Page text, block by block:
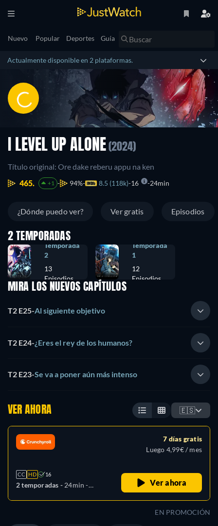
Nuevo Popular Deportes Guía
Actualmente disponible en 2 plataformas.
I LEVEL UP ALONE (2024)
Título original: Ore dake reberu appu na ken
465.
+1 94% 8.5 (118k) 16 24min
¿Dónde puedo ver? Ver gratis Episodios
2 TEMPORADAS
Temporada
2
13
Episodios
Temporada
1
12
Episodios
MIRA LOS NUEVOS CAPÍTULOS
T2 E25-Al siguiente objetivo
T2 E24-¿Eres el rey de los humanos?
T2 E23-Se va a poner aún más intenso
VER AHORA 🇪🇸
CC HD 16
2 temporadas - 24min -
7 días gratis
Luego 4,99€ / mes
Ver ahora
EN PROMOCIÓN